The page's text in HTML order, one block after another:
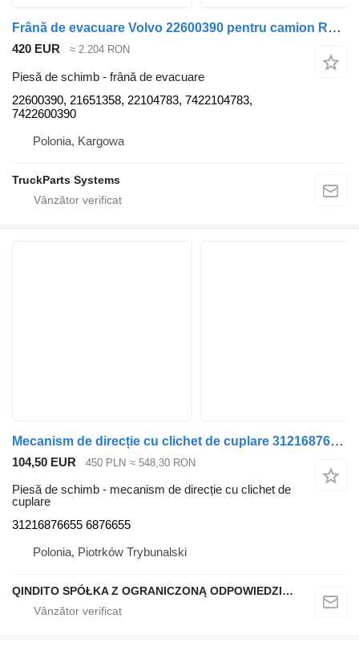
Frână de evacuare Volvo 22600390 pentru camion Renault
420 EUR ≈ 2.204 RON
Piesă de schimb - frână de evacuare
22600390, 21651358, 22104783, 7422104783,
7422600390
Polonia, Kargowa
TruckParts Systems
Mecanism de direcție cu clichet de cuplare 31216876655 pentru automobil BMW X6 G06 X5 G05
104,50 EUR 450 PLN ≈ 548,30 RON
Piesă de schimb - mecanism de direcție cu clichet de
cuplare
31216876655 6876655
Polonia, Piotrków Trybunalski
QINDITO SPÓŁKA Z OGRANICZONĄ ODPOWIEDZIALNOŚCIĄ